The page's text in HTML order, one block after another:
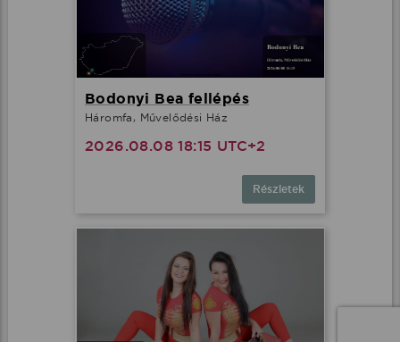
Bodonyi Bea fellépés
Háromfa, Művelődési Ház
2026.08.08 18:15 UTC+2
Részletek